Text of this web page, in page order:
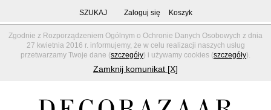
Zgodnie z Rozporządzeniem Ogólnym o Ochronie Danych Osobowych z dnia
27 kwietnia 2016 r. informujemy, że w celu realizacji naszych usług
przetwarzamy Twoje dane (szczegóły) i używamy cookies (szczegóły).
Zamknij komunikat [X]
SZUKAJ Zaloguj się Koszyk